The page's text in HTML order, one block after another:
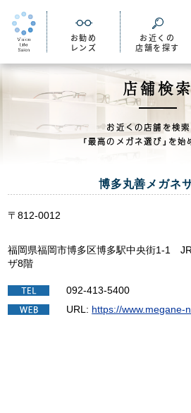
お勧め
レンズ
お近くの
店舗を探す
店舗検
お近くの店舗を検
「最高のメガネ選び」を始
博多丸善メガネ
〒812-0012
福岡県福岡市博多区博多駅中央街1-1
ザ8階
092-413-5400
URL: https://www.megane-